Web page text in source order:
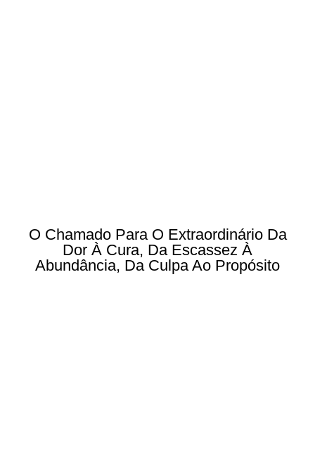
O Chamado Para O Extraordinário Da
Dor À Cura, Da Escassez À
Abundância, Da Culpa Ao Propósito